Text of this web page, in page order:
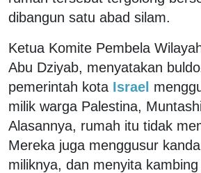
dibangun satu abad silam.
Ketua Komite Pembela
Abu Dziyab, menyatakan
pemerintah kota Israel
milik warga Palestina,
Alasannya, rumah itu tidak
Mereka juga menggusur
miliknya, dan menyita